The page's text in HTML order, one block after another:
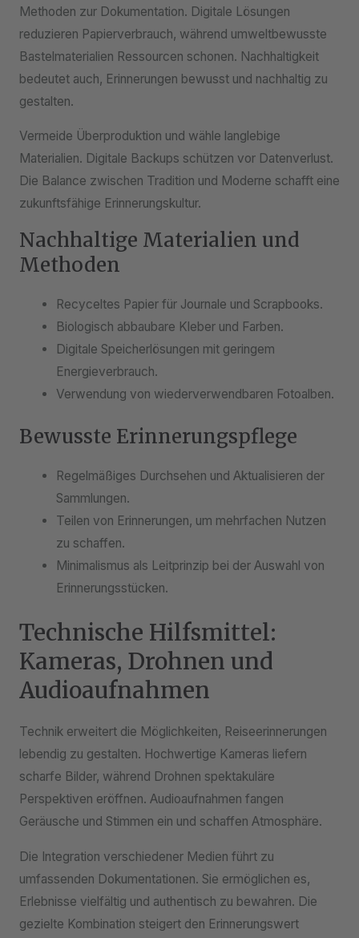
Methoden zur Dokumentation. Digitale Lösungen
reduzieren Papierverbrauch, während umweltbewusste
Bastelmaterialien Ressourcen schonen. Nachhaltigkeit
bedeutet auch, Erinnerungen bewusst und nachhaltig zu
gestalten.
Vermeide Überproduktion und wähle langlebige
Materialien. Digitale Backups schützen vor Datenverlust.
Die Balance zwischen Tradition und Moderne schafft eine
zukunftsfähige Erinnerungskultur.
Nachhaltige Materialien und
Methoden
Recyceltes Papier für Journale und Scrapbooks.
Biologisch abbaubare Kleber und Farben.
Digitale Speicherlösungen mit geringem
Energieverbrauch.
Verwendung von wiederverwendbaren Fotoalben.
Bewusste Erinnerungspflege
Regelmäßiges Durchsehen und Aktualisieren der
Sammlungen.
Teilen von Erinnerungen, um mehrfachen Nutzen
zu schaffen.
Minimalismus als Leitprinzip bei der Auswahl von
Erinnerungsstücken.
Technische Hilfsmittel:
Kameras, Drohnen und
Audioaufnahmen
Technik erweitert die Möglichkeiten, Reiseerinnerungen
lebendig zu gestalten. Hochwertige Kameras liefern
scharfe Bilder, während Drohnen spektakuläre
Perspektiven eröffnen. Audioaufnahmen fangen
Geräusche und Stimmen ein und schaffen Atmosphäre.
Die Integration verschiedener Medien führt zu
umfassenden Dokumentationen. Sie ermöglichen es,
Erlebnisse vielfältig und authentisch zu bewahren. Die
gezielte Kombination steigert den Erinnerungswert